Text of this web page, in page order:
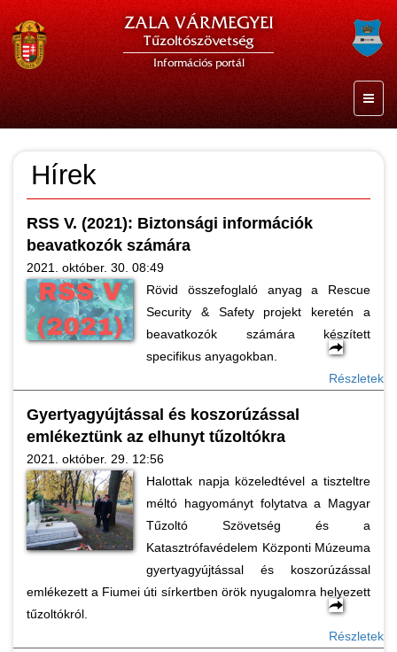
ZALA VÁRMEGYEI
Tűzoltószövetség
Információs portál
Hírek
RSS V. (2021): Biztonsági információk
beavatkozók számára
2021. október. 30. 08:49
Rövid összefoglaló anyag a Rescue
Security & Safety projekt keretén a
beavatkozók számára készített
specifikus anyagokban.
Részletek
Gyertyagyújtással és koszorúzással
emlékeztünk az elhunyt tűzoltókra
2021. október. 29. 12:56
Halottak napja közeledtével a tiszteltre
méltó hagyományt folytatva a Magyar
Tűzoltó Szövetség és a
Katasztrófavédelem Központi Múzeuma
gyertyagyújtással és koszorúzással
emlékezett a Fiumei úti sírkertben örök nyugalomra helyezett
tűzoltókról.
Részletek